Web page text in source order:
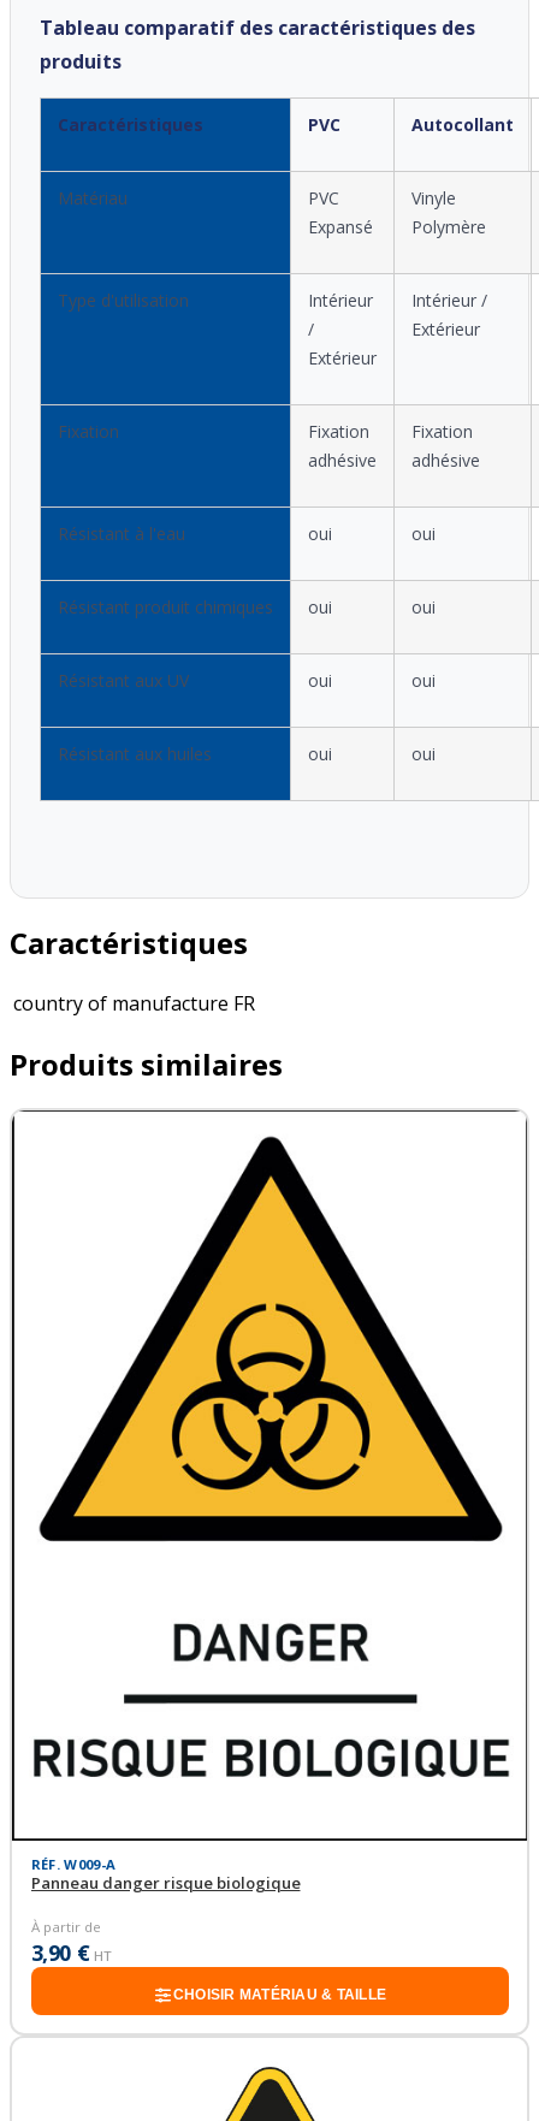
Tableau comparatif des caractéristiques des
produits
Caractéristiques PVC Autocollant
Matériau
PVC
Expansé
Vinyle
Polymère
Type d'utilisation
Intérieur
/
Extérieur
Intérieur /
Extérieur
Fixation
Fixation
adhésive
Fixation
adhésive
Résistant à l'eau oui oui
Résistant produit chimiques oui oui
Résistant aux UV oui oui
Résistant aux huiles oui oui
Caractéristiques
country of manufacture FR
Produits similaires
RÉF. W009-A
Panneau danger risque biologique
À partir de
3,90 € HT
CHOISIR MATÉRIAU & TAILLE